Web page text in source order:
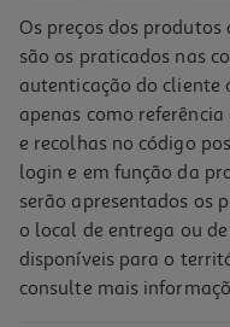
Alça Para Smartphone
Os preços dos
são os praticados nas
autenticação do cliente
apenas como
e recolhas no código
login e em função da
serão apresentados os
o local de entrega ou
disponíveis para o
consulte mais